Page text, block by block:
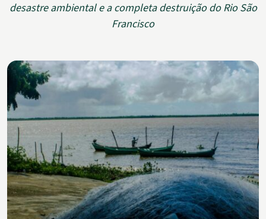
desastre ambiental e a completa destruição do Rio São
Francisco